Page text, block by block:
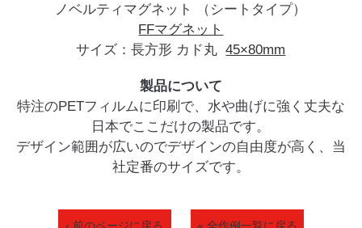
ノベルティマグネット （シートタイプ）
FFマグネット
サイズ：長方形 カド丸45×80mm
製品について
特注のPETフィルムに印刷で、水や曲げに強く丈夫な
日本でここだけの製品です。
デザイン範囲が広いのでデザインの自由度が高く、当
社定番のサイズです。
‹ 前のページに戻る « 全作例一覧に戻る